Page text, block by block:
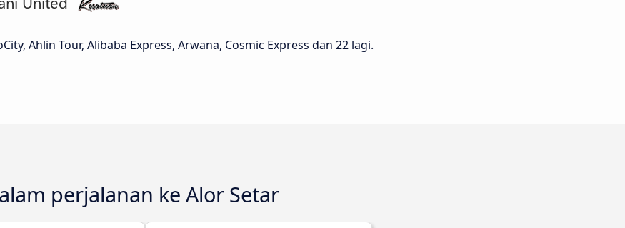
Ahlin Tour, Alibaba Express, Arwana, Cosmic Express dan 22 lagi.
perjalanan ke Alor Setar